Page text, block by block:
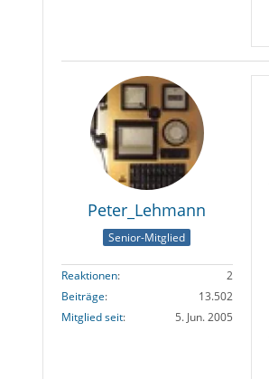
Peter_Lehmann
Senior-Mitglied
Reaktionen
2
Beiträge
13.502
Mitglied seit
5. Jun. 2005